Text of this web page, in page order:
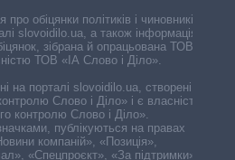
обіцянки політиків і чиновників,
slovoidilo.ua, а також інформація про
зібрана й опрацьована ТОВ «ІА
ТОВ «ІА Слово і Діло».
на порталі slovoidilo.ua, створені ГО
Слово і Діло» і є власністю
контролю Слово і Діло».
публікуються на правах
компаній», «Позиція»,
«Спецпроєкт», «За підтримки».